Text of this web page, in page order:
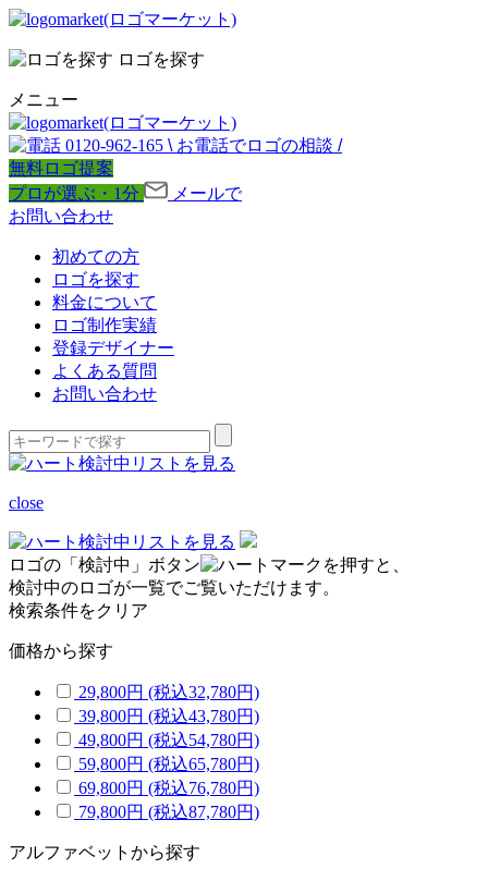
ロゴを探す
メニュー
0120-962-165 \ お電話でロゴの相談 /
無料ロゴ提案
プロが選ぶ・1分
メールで
お問い合わせ
初めての方
ロゴを探す
料金について
ロゴ制作実績
登録デザイナー
よくある質問
お問い合わせ
検討中リストを見る
close
検討中リストを見る
ロゴの「検討中」ボタン
を押すと、
検討中のロゴが一覧でご覧いただけます。
検索条件をクリア
価格から探す
29,800円 (税込32,780円)
39,800円 (税込43,780円)
49,800円 (税込54,780円)
59,800円 (税込65,780円)
69,800円 (税込76,780円)
79,800円 (税込87,780円)
アルファベットから探す